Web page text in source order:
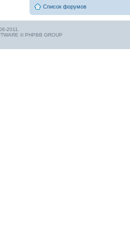
Список форумов
2011.
© PHPBB GROUP